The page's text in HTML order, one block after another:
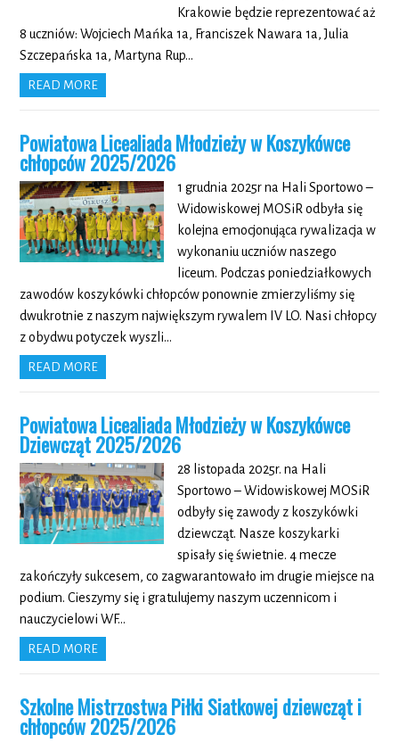
Krakowie będzie reprezentować aż
8 uczniów: Wojciech Mańka 1a, Franciszek Nawara 1a, Julia
Szczepańska 1a, Martyna Rup…
READ MORE
Powiatowa Licealiada Młodzieży w Koszykówce
chłopców 2025/2026
1 grudnia 2025r na Hali Sportowo –
Widowiskowej MOSiR odbyła się
kolejna emocjonująca rywalizacja w
wykonaniu uczniów naszego
liceum. Podczas poniedziałkowych
zawodów koszykówki chłopców ponownie zmierzyliśmy się
dwukrotnie z naszym największym rywalem IV LO. Nasi chłopcy
z obydwu potyczek wyszli…
READ MORE
Powiatowa Licealiada Młodzieży w Koszykówce
Dziewcząt 2025/2026
28 listopada 2025r. na Hali
Sportowo – Widowiskowej MOSiR
odbyły się zawody z koszykówki
dziewcząt. Nasze koszykarki
spisały się świetnie. 4 mecze
zakończyły sukcesem, co zagwarantowało im drugie miejsce na
podium. Cieszymy się i gratulujemy naszym uczennicom i
nauczycielowi WF…
READ MORE
Szkolne Mistrzostwa Piłki Siatkowej dziewcząt i
chłopców 2025/2026